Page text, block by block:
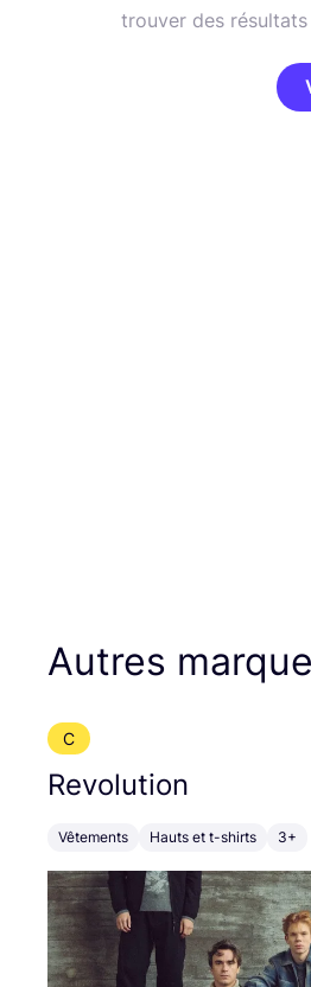
trouver des
Autres
C
Revolution
Vêtements Hauts et t-shirts 3+